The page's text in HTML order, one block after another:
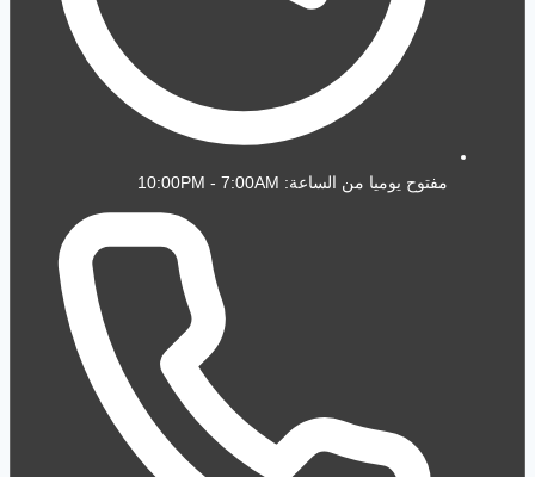
مفتوح يوميا من الساعة: 10:00PM - 7:00AM